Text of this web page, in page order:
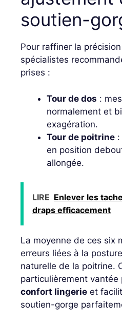
soutien-
Pour raffiner la
spécialistes
prises :
Tour de dos :
normalement et
exagération.
Tour de poitrine
en position
allongée.
LIRE Enlever les
draps efficacement
La moyenne de ces six
erreurs liées à la
naturelle de la poitrine.
particulièrement vantée
confort lingerie et
soutien-gorge